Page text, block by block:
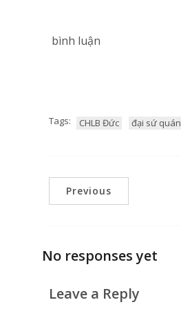
bình luận
Tags: CHLB Đức đại sứ quán
Previous
No responses yet
Leave a Reply